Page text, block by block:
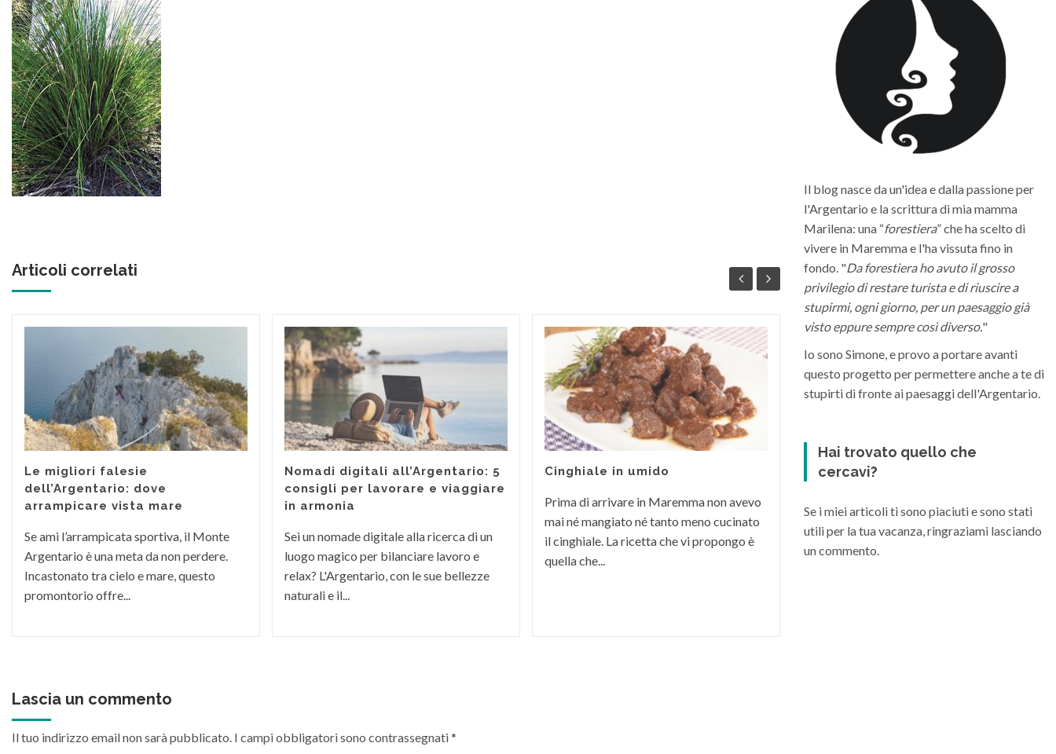
Articoli correlati
Le migliori falesie
dell’Argentario: dove
arrampicare vista mare
Se ami l’arrampicata sportiva, il Monte
Argentario è una meta da non perdere.
Incastonato tra cielo e mare, questo
promontorio offre...
Nomadi digitali all’Argentario: 5
consigli per lavorare e viaggiare
in armonia
Sei un nomade digitale alla ricerca di un
luogo magico per bilanciare lavoro e
relax? L'Argentario, con le sue bellezze
naturali e il...
Cinghiale in umido
Prima di arrivare in Maremma non avevo
mai né mangiato né tanto meno cucinato
il cinghiale. La ricetta che vi propongo è
quella che...
Quali sono i migliori vini della
Maremma Toscana
La Maremma toscana, per le diverse
vini di varia...
Lascia un commento
Il tuo indirizzo email non sarà pubblicato. I campi obbligatori sono contrassegnati*
Il blog nasce da un'idea e dalla passione per
l'Argentario e la scrittura di mia mamma
Marilena: una “forestiera” che ha scelto di
vivere in Maremma e l'ha vissuta fino in
fondo. "Da forestiera ho avuto il grosso
privilegio di restare turista e di riuscire a
stupirmi, ogni giorno, per un paesaggio già
visto eppure sempre così diverso."
Io sono Simone, e provo a portare avanti
questo progetto per permettere anche a te di
stupirti di fronte ai paesaggi dell'Argentario.
Hai trovato quello che
cercavi?
Se i miei articoli ti sono piaciuti e sono stati
utili per la tua vacanza, ringraziami lasciando
un commento.